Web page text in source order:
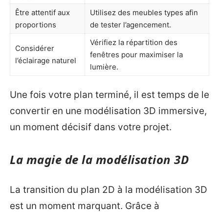
Être attentif aux
proportions
Utilisez des meubles types afin
de tester l’agencement.
Considérer
l’éclairage naturel
Vérifiez la répartition des
fenêtres pour maximiser la
lumière.
Une fois votre plan terminé, il est temps de le
convertir en une modélisation 3D immersive,
un moment décisif dans votre projet.
La magie de la modélisation 3D
La transition du plan 2D à la modélisation 3D
est un moment marquant. Grâce à